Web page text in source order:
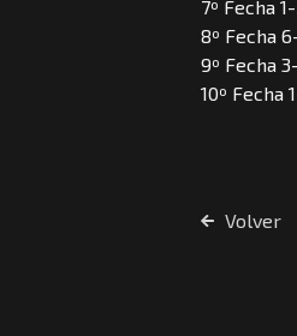
7º Fecha
8º Fecha
9º Fecha
10º Fecha
Volver